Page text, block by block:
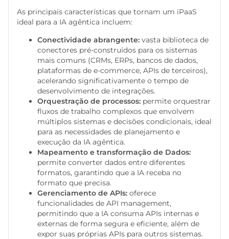
As principais características que tornam um iPaaS
ideal para a IA agêntica incluem:
Conectividade abrangente: vasta biblioteca de
conectores pré-construídos para os sistemas
mais comuns (CRMs, ERPs, bancos de dados,
plataformas de e-commerce, APIs de terceiros),
acelerando significativamente o tempo de
desenvolvimento de integrações.
Orquestração de processos: permite orquestrar
fluxos de trabalho complexos que envolvem
múltiplos sistemas e decisões condicionais, ideal
para as necessidades de planejamento e
execução da IA agêntica.
Mapeamento e transformação de Dados:
permite converter dados entre diferentes
formatos, garantindo que a IA receba no
formato que precisa.
Gerenciamento de APIs: oferece
funcionalidades de API management,
permitindo que a IA consuma APIs internas e
externas de forma segura e eficiente, além de
expor suas próprias APIs para outros sistemas.